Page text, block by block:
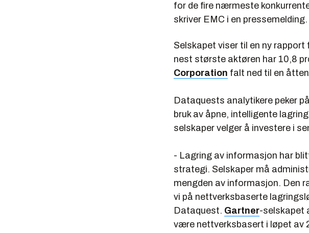
for de fire nærmeste
skriver EMC i en pressemelding.
Selskapet viser til en ny rapport
nest største aktøren har 10,8
Corporation falt ned til en
Dataquests analytikere peker
bruk av åpne, intelligente
selskaper velger å investere i
- Lagring av informasjon har
strategi. Selskaper må
mengden av informasjon. Den
vi på nettverksbaserte
Dataquest. Gartner-selskapet
være nettverksbasert i løpet av